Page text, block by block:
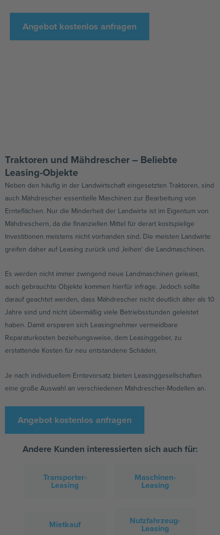
Angebot kostenlos anfragen
Traktoren und Mähdrescher – Beliebte
Leasing-Objekte
Neben den häufig in der Landwirtschaft eingesetzten Traktoren, sind
auch Mähdrescher essentielle Maschinen zur Bearbeitung von
Ernteflächen. Nur die Minderheit der Landwirte ist im Eigentum von
Mähdreschern, da die finanziellen Mittel für derart kostspielige
Investitionen meistens nicht vorhanden sind. Die meisten Landwirte
greifen daher auf Leasing zurück und ‚leihen‘ die Landmaschinen.
Es werden nicht immer zwingend neue Landmaschinen geleast,
auch gebrauchte Objekte kommen hierfür infrage. Jedoch sollte
darauf geachtet werden, dass Mähdrescher nicht deutlich älter als 10
Jahre sind und nicht übermäßig viele Betriebsstunden geleistet
haben. Damit ersparen sich Leasingnehmer vermeidbare
Reparaturkosten beziehungsweise, dem Leasinggeber, zu
erstattende Kosten für neu entstandene Schäden.
Je nach individuellem Erntevorsatz bieten Leasinggesellschaften
eine große Auswahl an verschiedenen Mähdrescher-Modellen an.
Angebot kostenlos anfragen
Andere Kunden interessierten sich auch für:
Transporter-
Leasing
Maschinen-
Leasing
Mietkauf Nutzfahrzeug-
Leasing